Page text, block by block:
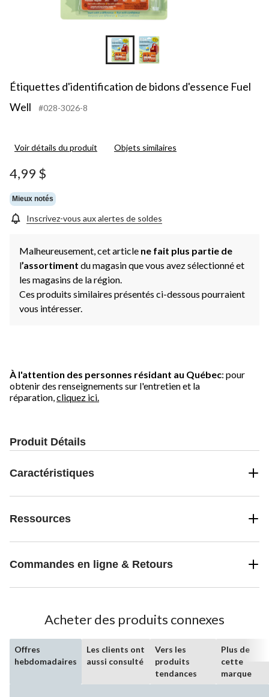
Étiquettes d'identification de bidons d'essence Fuel
Well
#028-3026-8
Voir détails du produit Objets similaires
4,99 $
Mieux notés
Inscrivez-vous aux alertes de soldes
Malheureusement, cet article ne fait plus partie de
l’assortiment du magasin que vous avez sélectionné et
les magasins de la région.
Ces produits similaires présentés ci-dessous pourraient
vous intéresser.
À l'attention des personnes résidant au Québec: pour
obtenir des renseignements sur l'entretien et la
réparation, cliquez ici.
Produit Détails
Caractéristiques
Ressources
Commandes en ligne & Retours
Acheter des produits connexes
Offres
hebdomadaires
Les clients ont
aussi consulté
Vers les
produits
tendances
Plus de
cette
marque